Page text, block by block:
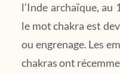
l’Inde archaïque, au
le mot chakra est
ou engrenage. Les
chakras ont